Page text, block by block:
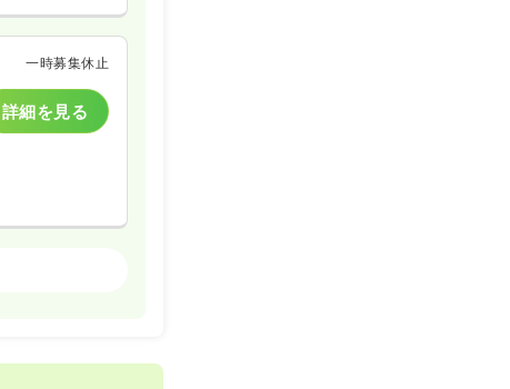
一時募集休止
詳細を見る
詳細を見る